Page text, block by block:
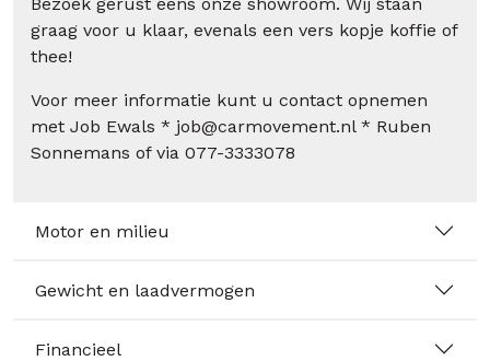
Bezoek gerust eens onze showroom. Wij staan
graag voor u klaar, evenals een vers kopje koffie of
thee!
Voor meer informatie kunt u contact opnemen
met Job Ewals * job@carmovement.nl * Ruben
Sonnemans of via 077-3333078
Motor en milieu
Gewicht en laadvermogen
Financieel